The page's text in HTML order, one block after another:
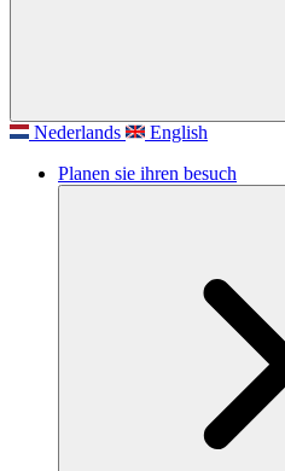
Nederlands
English
Planen sie ihren besuch